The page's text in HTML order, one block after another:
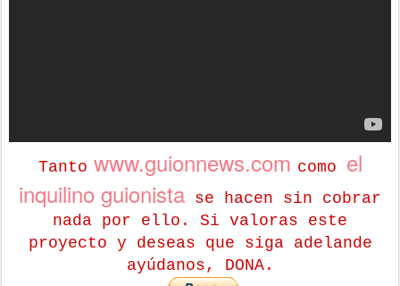
Tanto www.guionnews.com como el
inquilino guionista se hacen sin cobrar
nada por ello. Si valoras este
proyecto y deseas que siga adelande
ayúdanos, DONA.